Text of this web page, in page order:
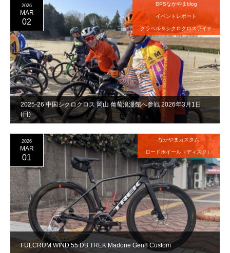
2025-26 中国シクロクロス 岡山 葡萄浪漫館へ参戦 2026年3月1日
(日)
2026
MAR
02
BPSなかやまblog
イベントレポート
グラベル＆シクロクロスライド
FULCRUM WIND 55 DB TREK Madone Gen8 Custom
2026
MAR
01
なかやまカスタム
ロードホイール（ディスク）